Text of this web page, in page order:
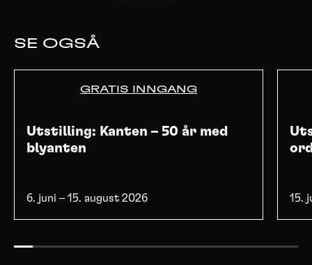
SE OGSÅ
GRATIS INNGANG
Utstilling: Kanten – 50 år med
blyanten
6. juni – 15. august 2026 15.